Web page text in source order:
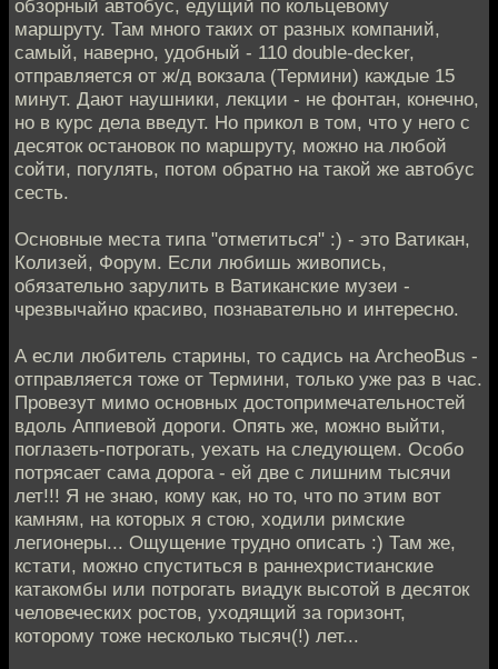
обзорный автобус, едущий по кольцевому
маршруту. Там много таких от разных компаний,
самый, наверно, удобный - 110 double-decker,
отправляется от ж/д вокзала (Термини) каждые 15
минут. Дают наушники, лекции - не фонтан, конечно,
но в курс дела введут. Но прикол в том, что у него с
десяток остановок по маршруту, можно на любой
сойти, погулять, потом обратно на такой же автобус
сесть.
Основные места типа "отметиться" :) - это Ватикан,
Колизей, Форум. Если любишь живопись,
обязательно зарулить в Ватиканские музеи -
чрезвычайно красиво, познавательно и интересно.
А если любитель старины, то садись на ArcheoBus -
отправляется тоже от Термини, только уже раз в час.
Провезут мимо основных достопримечательностей
вдоль Аппиевой дороги. Опять же, можно выйти,
поглазеть-потрогать, уехать на следующем. Особо
потрясает сама дорога - ей две с лишним тысячи
лет!!! Я не знаю, кому как, но то, что по этим вот
камням, на которых я стою, ходили римские
легионеры... Ощущение трудно описать :) Там же,
кстати, можно спуститься в раннехристианские
катакомбы или потрогать виадук высотой в десяток
человеческих ростов, уходящий за горизонт,
которому тоже несколько тысяч(!) лет...